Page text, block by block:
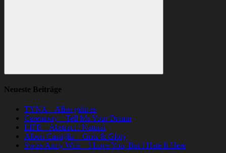
Suchen
Neueste Beiträge
TYNA – Allen geht es
Ceremony – Tell Me Your Dream
LIFE – Abstract / Natural
Albert Castiglia – Grits & Glory
Swiss Army Wife – I Love You, But I Hate It Here